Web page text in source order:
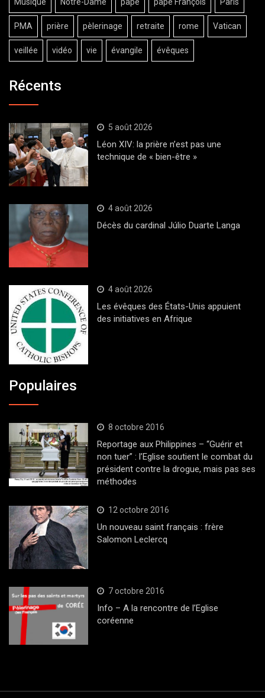
Musique Notre-Dame pape pape François Paris
PMA prière pèlerinage retraite rome Vatican
veillée vidéo vie évangile évêques
Récents
5 août 2026
Léon XIV: la prière n’est pas une
technique de « bien-être »
4 août 2026
Décès du cardinal Júlio Duarte Langa
4 août 2026
Les évêques des États-Unis appuient
des initiatives en Afrique
Populaires
8 octobre 2016
Reportage aux Philippines – “Guérir et
non tuer” : l’Eglise soutient le combat du
président contre la drogue, mais pas ses
méthodes
12 octobre 2016
Un nouveau saint français : frère
Salomon Leclercq
7 octobre 2016
Info – A la rencontre de l’Eglise
coréenne